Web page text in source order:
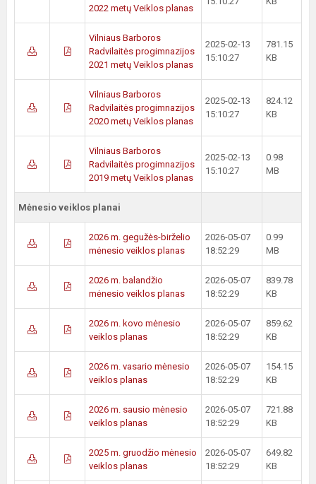
2022 metų Veiklos planas
Vilniaus Barboros
Radvilaitės progimnazijos
2021 metų Veiklos planas
2025-02-13
15:10:27
781.15
KB
Vilniaus Barboros
Radvilaitės progimnazijos
2020 metų Veiklos planas
2025-02-13
15:10:27
824.12
KB
Vilniaus Barboros
Radvilaitės progimnazijos
2019 metų Veiklos planas
2025-02-13
15:10:27
0.98
MB
Mėnesio veiklos planai
2026 m. gegužės-birželio
mėnesio veiklos planas
2026-05-07
18:52:29
0.99
MB
2026 m. balandžio
mėnesio veiklos planas
2026-05-07
18:52:29
839.78
KB
2026 m. kovo mėnesio
veiklos planas
2026-05-07
18:52:29
859.62
KB
2026 m. vasario mėnesio
veiklos planas
2026-05-07
18:52:29
154.15
KB
2026 m. sausio mėnesio
veiklos planas
2026-05-07
18:52:29
721.88
KB
2025 m. gruodžio mėnesio
veiklos planas
2026-05-07
18:52:29
649.82
KB